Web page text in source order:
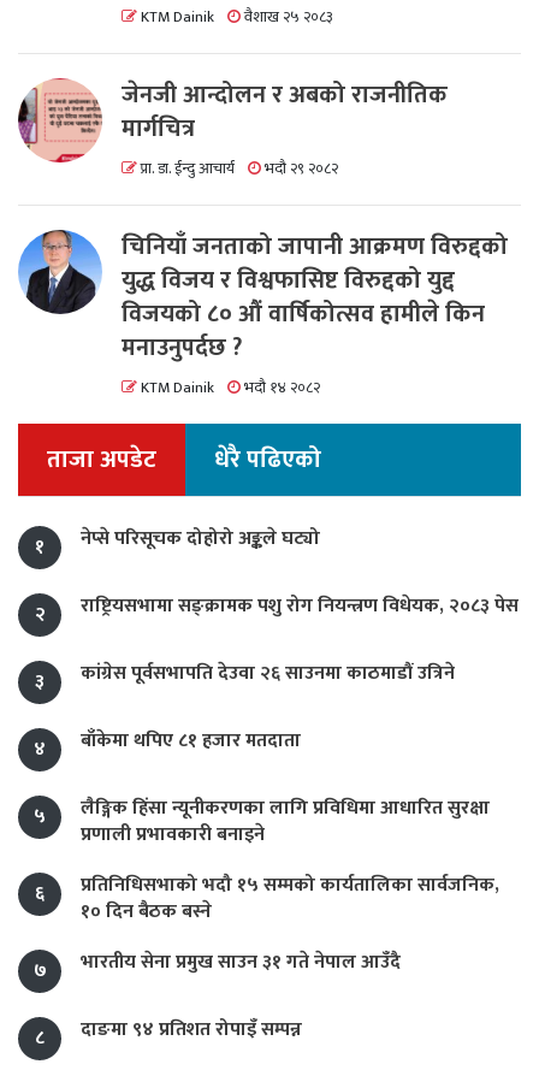
KTM Dainik वैशाख २५ २०८३
जेनजी आन्दोलन र अबको राजनीतिक
मार्गचित्र
प्रा. डा. ईन्दु आचार्य भदौ २९ २०८२
चिनियाँ जनताको जापानी आक्रमण विरुद्दको
युद्ध विजय र विश्वफासिष्ट विरुद्दको युद्द
विजयको ८० औं वार्षिकोत्सव हामीले किन
मनाउनुपर्दछ ?
KTM Dainik भदौ १४ २०८२
ताजा अपडेट धेरै पढिएको
१ नेप्से परिसूचक दोहोरो अङ्कले घट्यो
२ राष्ट्रियसभामा सङ्क्रामक पशु रोग नियन्त्रण विधेयक, २०८३ पेस
३ कांग्रेस पूर्वसभापति देउवा २६ साउनमा काठमाडौं उत्रिने
४ बाँकेमा थपिए ८१ हजार मतदाता
५
लैङ्गिक हिंसा न्यूनीकरणका लागि प्रविधिमा आधारित सुरक्षा
प्रणाली प्रभावकारी बनाइने
६
प्रतिनिधिसभाको भदौ १५ सम्मको कार्यतालिका सार्वजनिक,
१० दिन बैठक बस्ने
७
भारतीय सेना प्रमुख साउन ३१ गते नेपाल आउँदै
८ दाङमा ९४ प्रतिशत रोपाइँ सम्पन्न